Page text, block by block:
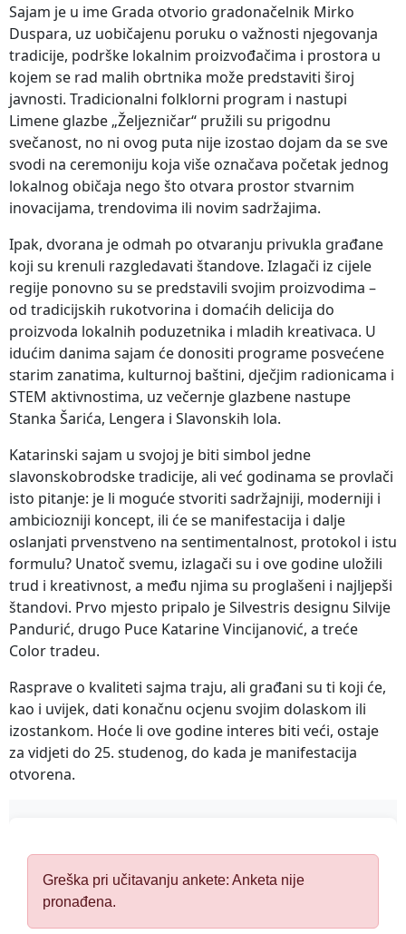
Sajam je u ime Grada otvorio gradonačelnik Mirko
Duspara, uz uobičajenu poruku o važnosti njegovanja
tradicije, podrške lokalnim proizvođačima i prostora u
kojem se rad malih obrtnika može predstaviti široj
javnosti. Tradicionalni folklorni program i nastupi
Limene glazbe „Željezničar“ pružili su prigodnu
svečanost, no ni ovog puta nije izostao dojam da se sve
svodi na ceremoniju koja više označava početak jednog
lokalnog običaja nego što otvara prostor stvarnim
inovacijama, trendovima ili novim sadržajima.
Ipak, dvorana je odmah po otvaranju privukla građane
koji su krenuli razgledavati štandove. Izlagači iz cijele
regije ponovno su se predstavili svojim proizvodima –
od tradicijskih rukotvorina i domaćih delicija do
proizvoda lokalnih poduzetnika i mladih kreativaca. U
idućim danima sajam će donositi programe posvećene
starim zanatima, kulturnoj baštini, dječjim radionicama i
STEM aktivnostima, uz večernje glazbene nastupe
Stanka Šarića, Lengera i Slavonskih lola.
Katarinski sajam u svojoj je biti simbol jedne
slavonskobrodske tradicije, ali već godinama se provlači
isto pitanje: je li moguće stvoriti sadržajniji, moderniji i
ambiciozniji koncept, ili će se manifestacija i dalje
oslanjati prvenstveno na sentimentalnost, protokol i istu
formulu? Unatoč svemu, izlagači su i ove godine uložili
trud i kreativnost, a među njima su proglašeni i najljepši
štandovi. Prvo mjesto pripalo je Silvestris designu Silvije
Pandurić, drugo Puce Katarine Vincijanović, a treće
Color tradeu.
Rasprave o kvaliteti sajma traju, ali građani su ti koji će,
kao i uvijek, dati konačnu ocjenu svojim dolaskom ili
izostankom. Hoće li ove godine interes biti veći, ostaje
za vidjeti do 25. studenog, do kada je manifestacija
otvorena.